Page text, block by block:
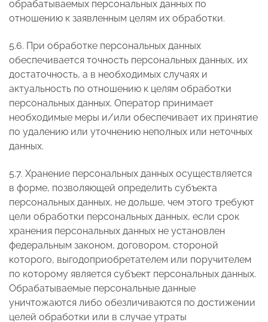
обрабатываемых персональных данных по
отношению к заявленным целям их обработки.
5.6. При обработке персональных данных
обеспечивается точность персональных данных, их
достаточность, а в необходимых случаях и
актуальность по отношению к целям обработки
персональных данных. Оператор принимает
необходимые меры и/или обеспечивает их принятие
по удалению или уточнению неполных или неточных
данных.
5.7. Хранение персональных данных осуществляется
в форме, позволяющей определить субъекта
персональных данных, не дольше, чем этого требуют
цели обработки персональных данных, если срок
хранения персональных данных не установлен
федеральным законом, договором, стороной
которого, выгодоприобретателем или поручителем
по которому является субъект персональных данных.
Обрабатываемые персональные данные
уничтожаются либо обезличиваются по достижении
целей обработки или в случае утраты